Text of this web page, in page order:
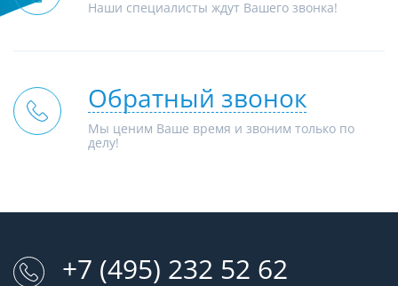
Наши специалисты ждут Вашего звонка!
Обратный звонок
Мы ценим Ваше время и звоним только по
делу!
+7 (495) 232 52 62